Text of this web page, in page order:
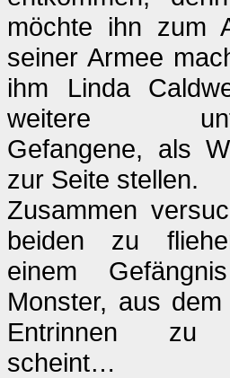
möchte ihn zum
seiner Armee
ihm Linda
weitere
Gefangene, als
zur Seite stellen.
Zusammen
beiden zu
einem
Monster, aus
Entrinnen zu
scheint…